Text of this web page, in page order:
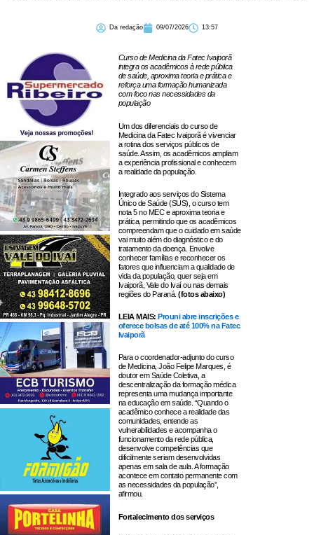
Da redação 09/07/2026 13:57
Curso de Medicina da Fatec Ivaiporã
integra os acadêmicos à rede pública
de saúde, aproxima teoria e prática e
reforça uma formação humanizada
com foco nas necessidades da
população
Um dos diferenciais do curso de
Medicina da Fatec Ivaiporã é vivenciar
a rotina dos serviços públicos de
saúde. Assim, os acadêmicos ampliam
a experiência profissional e conhecem
a realidade da população.
Integrado aos serviços do Sistema
Único de Saúde (SUS), o curso tem
nota 5 no MEC e aproxima teoria e
prática, permitindo que os acadêmicos
compreendam que o cuidado em saúde
vai muito além do diagnóstico e do
tratamento da doença. Envolve
conhecer famílias e reconhecer os
fatores que influenciam a qualidade de
vida da população, quer seja em
Ivaiporã, Vale do Ivaí ou nas demais
regiões do Paraná. (fotos abaixo)
LEIA MAIS:Prouni abre inscrições e
oferece bolsas de até 100% na Fatec
Ivaiporã
Para o coordenador-adjunto do curso
de Medicina, João Felipe Marques, é
doutor em Saúde Coletiva, a
descentralização da formação médica
representa uma mudança importante
na educação em saúde. “Quando o
acadêmico conhece a realidade das
comunidades, entende as
vulnerabilidades e acompanha o
funcionamento da rede pública,
desenvolve competências que
dificilmente seriam desenvolvidas
apenas em sala de aula. A formação
acontece em contato permanente com
as necessidades da população”,
afirmou.
Fortalecimento dos serviços